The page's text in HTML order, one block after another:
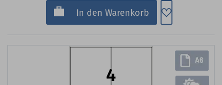
In den Warenkorb Zum